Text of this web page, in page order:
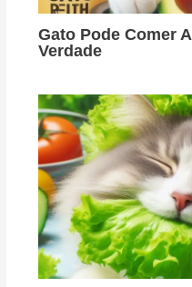
Gato Pode Comer
Verdade